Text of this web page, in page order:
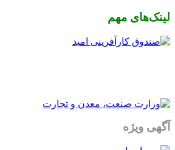
لینک‌های مهم
آگهی ویژه